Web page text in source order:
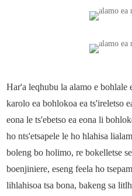
Har'a leqhubu la alamo e bohlale
karolo ea bohlokoa ea ts'ireletso
eona le ts'ebetso ea eona li
ho nts'etsapele le ho hlahisa
boleng bo holimo, re bokelletse
boenjiniere, eseng feela ho
lihlahisoa tsa bona, bakeng sa